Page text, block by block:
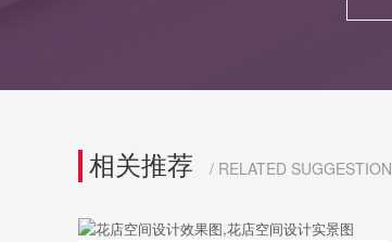
相关推荐 / RELATED SUGGESTION